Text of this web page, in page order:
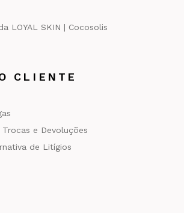
LOYAL SKIN | Cocosolis
CLIENTE
e Devoluções
de Litígios